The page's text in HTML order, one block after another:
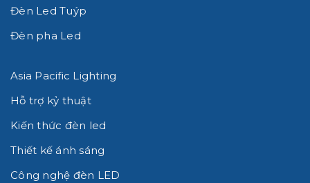
Đèn Led Tuýp
Đèn pha Led
Asia Pacific Lighting
Hỗ trợ kỷ thuật
Kiến thức đèn led
Thiết kế ánh sáng
Công nghệ đèn LED